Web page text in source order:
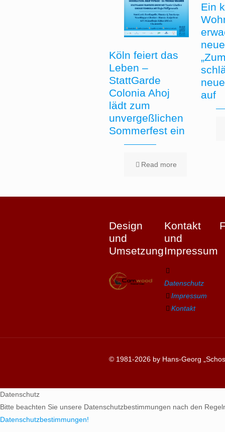
Köln feiert das
Leben –
StattGarde
Colonia Ahoj
lädt zum
unvergeßlichen
Sommerfest ein
Read more
Ein
auf
Design
und
Umsetzung
Kontakt
und
Impressum
Datenschutz
Impressum
Kontakt
© 1981-2026 by Hans-Georg
Datenschutz
Bitte beachten Sie unsere Datenschutzbestimmungen nach den
Datenschutzbestimmungen!